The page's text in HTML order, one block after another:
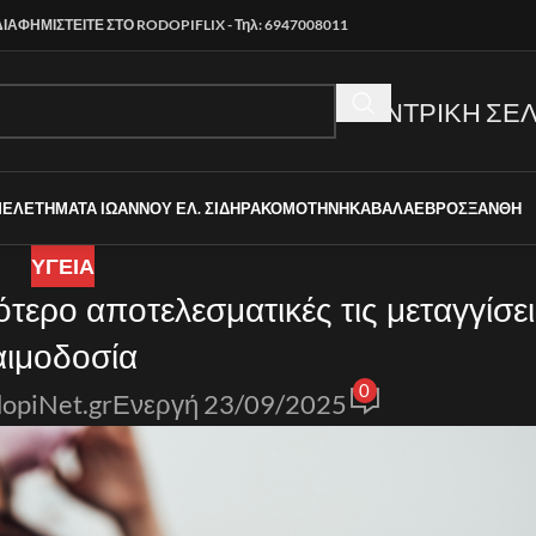
ΣΤΟ RODOPIFLIX - Τηλ: 6947008011
ΚΕΝΤΡΙΚΗ
ΙΩΑΝΝΟΥ ΕΛ. ΣΙΔΗΡΑΚΟΜΟΤΗΝΗΚΑΒΑΛΑΕΒΡΟΣΞΑΝΘΗ
ΥΓΕΙΑ
αποτελεσματικές τις
Ενεργή 23/09/2025 0